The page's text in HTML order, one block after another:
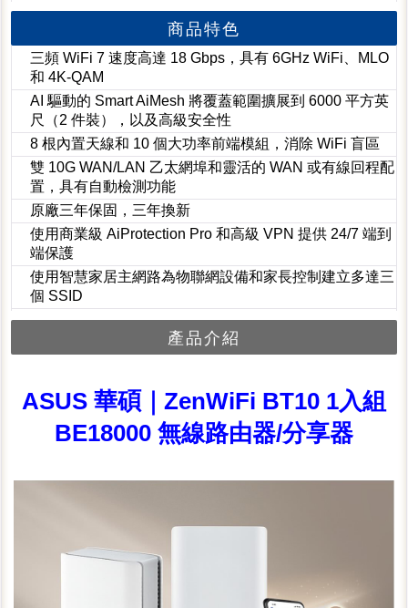
商品特色
三頻 WiFi 7 速度高達 18 Gbps，具有 6GHz WiFi、MLO
和 4K-QAM
AI 驅動的 Smart AiMesh 將覆蓋範圍擴展到 6000 平方英
尺（2 件裝），以及高級安全性
8 根內置天線和 10 個大功率前端模組，消除 WiFi 盲區
雙 10G WAN/LAN 乙太網埠和靈活的 WAN 或有線回程配
置，具有自動檢測功能
原廠三年保固，三年換新
使用商業級 AiProtection Pro 和高級 VPN 提供 24/7 端到
端保護
使用智慧家居主網路為物聯網設備和家長控制建立多達三
個 SSID
產品介紹
ASUS 華碩｜ZenWiFi BT10 1入組
BE18000 無線路由器/分享器